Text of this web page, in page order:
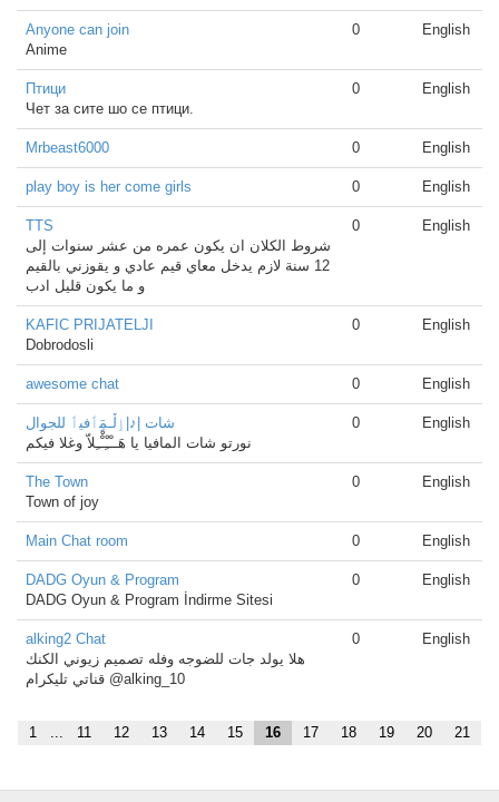
Anyone can join
Anime
0 English
Птици
Чет за сите шо се птици.
0 English
Mrbeast6000 0 English
play boy is her come girls 0 English
TTS
شروط الكلان ان يكون عمره من عشر سنوات إلى
12 سنة لازم يدخل معاي قيم عادي و يقوزني بالقيم
و ما يكون قليل ادب
0 English
KAFIC PRIJATELJI
Dobrodosli
0 English
awesome chat 0 English
شات |♪|ٳڵـمَِٲفيٲ للجوال
نورتو شات المافيا يا هَــْـِْـْْـِلاّ وغلا فيكم
0 English
The Town
Town of joy
0 English
Main Chat room 0 English
DADG Oyun & Program
DADG Oyun & Program İndirme Sitesi
0 English
alking2 Chat
هلا يولد جات للضوجه وفله تصميم زيوني الكنك
قناتي تليكرام @alking_10
0 English
1 ... 11 12 13 14 15 16 17 18 19 20 21